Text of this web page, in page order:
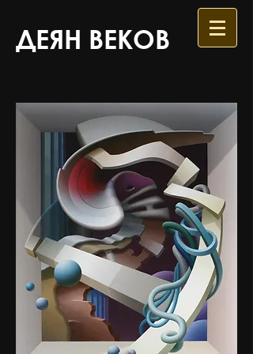
ДЕЯН ВЕКОВ